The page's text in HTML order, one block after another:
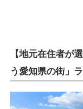
【地元在住者が
う愛知県の街」